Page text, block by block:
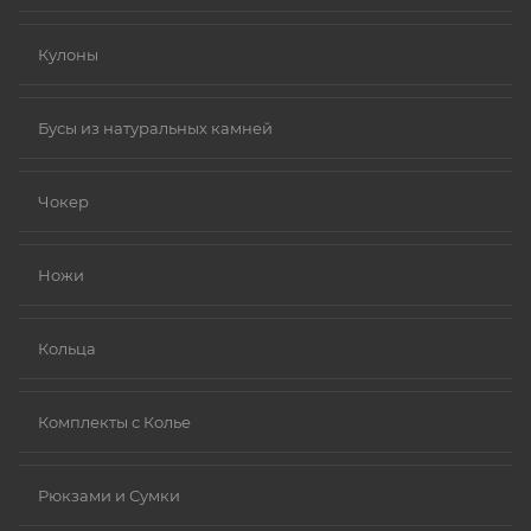
Кулоны
Бусы из натуральных камней
Чокер
Ножи
Кольца
Комплекты с Колье
Рюкзами и Сумки